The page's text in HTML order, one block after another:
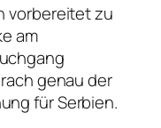
vorbereitet zu
am
genau der
für Serbien.